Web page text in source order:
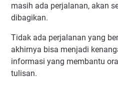
masih ada perjalanan, akan
dibagikan.
Tidak ada perjalanan yang
akhirnya bisa menjadi
informasi yang membantu
tulisan.